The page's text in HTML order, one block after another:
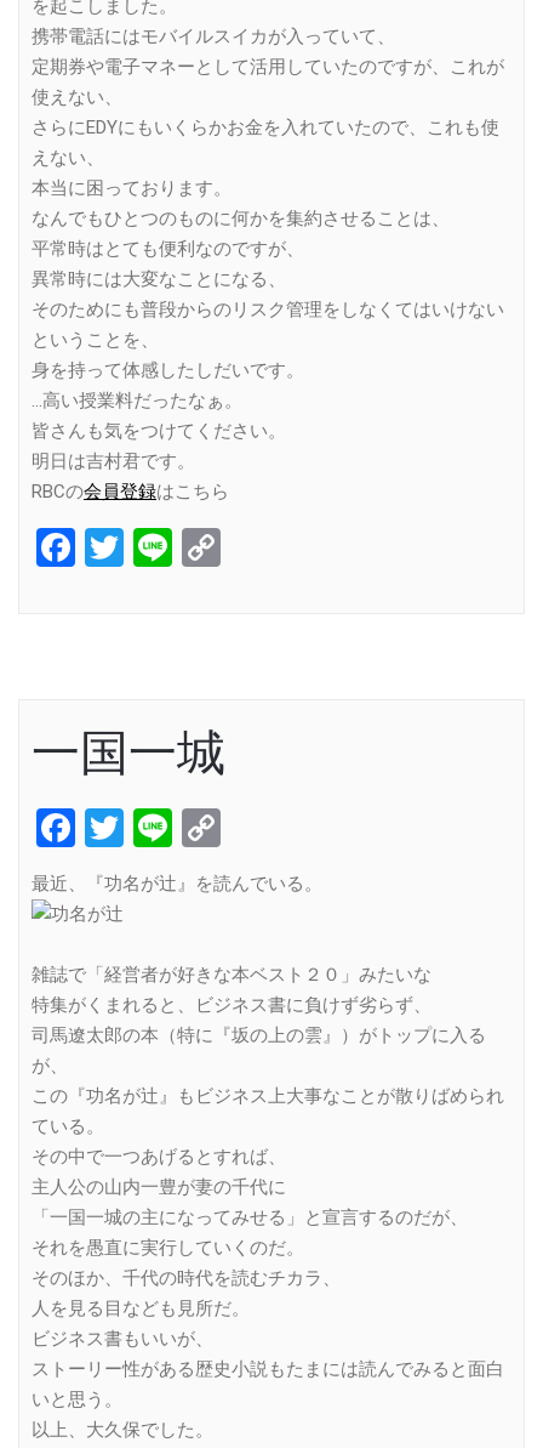
を起こしました。
携帯電話にはモバイルスイカが入っていて、
定期券や電子マネーとして活用していたのですが、これが
使えない、
さらにEDYにもいくらかお金を入れていたので、これも使
えない、
本当に困っております。
なんでもひとつのものに何かを集約させることは、
平常時はとても便利なのですが、
異常時には大変なことになる、
そのためにも普段からのリスク管理をしなくてはいけない
ということを、
身を持って体感したしだいです。
…高い授業料だったなぁ。
皆さんも気をつけてください。
明日は吉村君です。
RBCの会員登録はこちら
Facebook
Twitter
Line
一国一城
Facebook
Twitter
Line
Link
最近、『功名が辻』を読んでいる。
雑誌で「経営者が好きな本ベスト２０」みたいな
特集がくまれると、ビジネス書に負けず劣らず、
司馬遼太郎の本（特に『坂の上の雲』）がトップに入る
が、
この『功名が辻』もビジネス上大事なことが散りばめられ
ている。
その中で一つあげるとすれば、
主人公の山内一豊が妻の千代に
「一国一城の主になってみせる」と宣言するのだが、
それを愚直に実行していくのだ。
そのほか、千代の時代を読むチカラ、
人を見る目なども見所だ。
ビジネス書もいいが、
ストーリー性がある歴史小説もたまには読んでみると面白
いと思う。
以上、大久保でした。